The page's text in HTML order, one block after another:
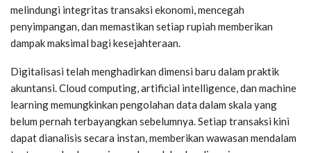
melindungi integritas transaksi ekonomi, mencegah
penyimpangan, dan memastikan setiap rupiah memberikan
dampak maksimal bagi kesejahteraan.
Digitalisasi telah menghadirkan dimensi baru dalam praktik
akuntansi. Cloud computing, artificial intelligence, dan machine
learning memungkinkan pengolahan data dalam skala yang
belum pernah terbayangkan sebelumnya. Setiap transaksi kini
dapat dianalisis secara instan, memberikan wawasan mendalam